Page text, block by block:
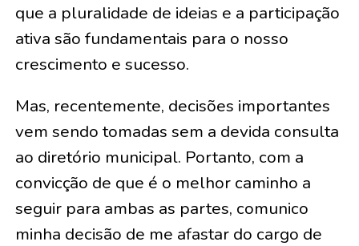
que a pluralidade de ideias e a participação
ativa são fundamentais para o nosso
crescimento e sucesso.
Mas, recentemente, decisões importantes
vem sendo tomadas sem a devida consulta
ao diretório municipal. Portanto, com a
convicção de que é o melhor caminho a
seguir para ambas as partes, comunico
minha decisão de me afastar do cargo de